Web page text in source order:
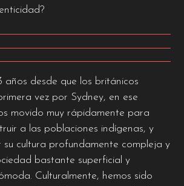
años desde que los británicos
vez por Sydney, en ese
movido muy rápidamente para
a las poblaciones indígenas, y
su cultura profundamente compleja y
bastante superficial y
Culturalmente, hemos sido